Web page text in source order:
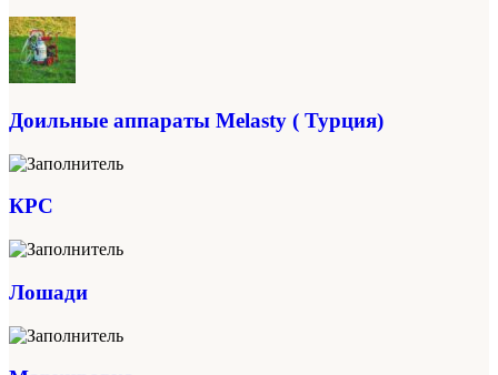
Доильные аппараты Melasty ( Турция)
КРС
Лошади